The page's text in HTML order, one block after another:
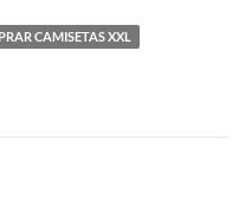
CAMISETAS XXL